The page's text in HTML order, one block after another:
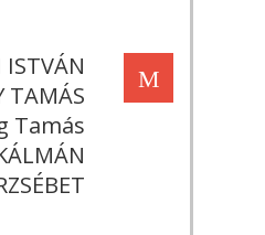
M
ISTVÁN
TAMÁS
Tamás